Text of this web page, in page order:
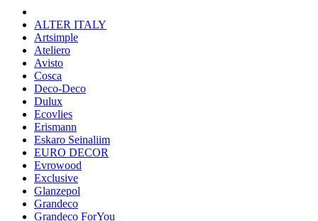
ALTER ITALY
Artsimple
Ateliero
Avisto
Cosca
Deco-Deco
Dulux
Ecovlies
Erismann
Eskaro Seinaliim
EURO DECOR
Evrowood
Exclusive
Glanzepol
Grandeco
Grandeco ForYou